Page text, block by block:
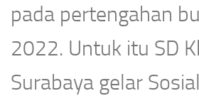
pada pertengahan
2022. Untuk itu SD
Surabaya gelar